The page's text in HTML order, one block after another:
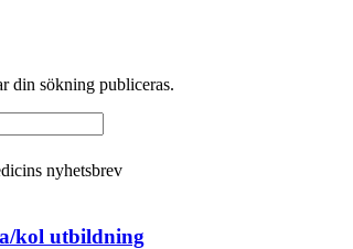
din sökning publiceras.
nyhetsbrev
kol utbildning